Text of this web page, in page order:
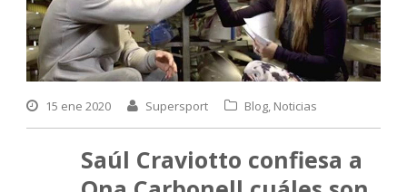
15 ene 2020 Supersport Blog, Noticias
Saúl Craviotto confiesa a